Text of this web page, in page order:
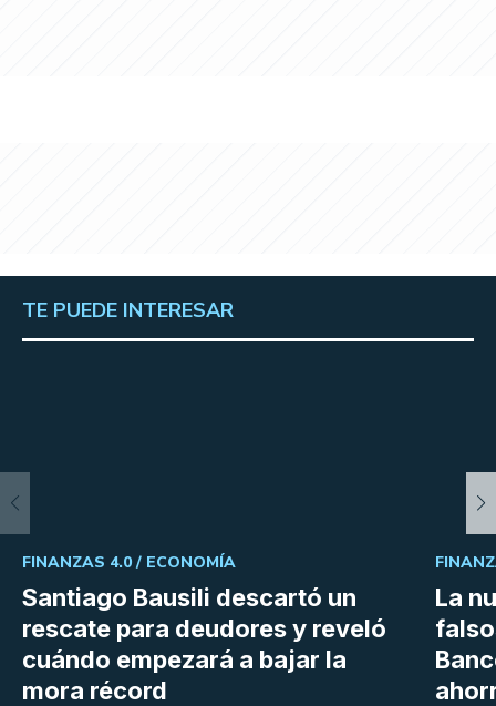
TE PUEDE INTERESAR
Santiago Bausili descartó un
rescate para deudores y reveló
cuándo empezará a bajar la
mora récord
FINANZAS 4.0 / ECONOMÍA
La